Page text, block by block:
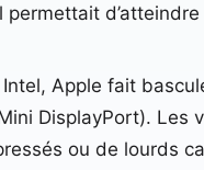
permettait
Apple fait
DisplayPort). Les
ou de lourds